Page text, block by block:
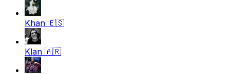
Khan 🇪🇸
Klan 🇦🇷